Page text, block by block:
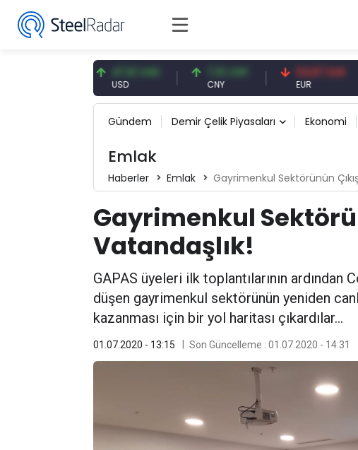
47,61 USD 7,10 CNY
CNY
54,87 EUR
EUR
Gündem Demir Çelik Piyasaları Ekonomi
Emlak
Haberler Emlak Gayrimenkul Sektörünün
Gayrimenkul
Vatandaşlık!
GAPAS üyeleri ilk toplantılarının ardından
düşen gayrimenkul sektörünün yeniden
kazanması için bir yol haritası çıkardılar...
01.07.2020 - 13:15 Son Güncelleme : 01.07.2020 - 14:31